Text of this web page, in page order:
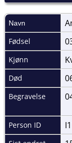
Navn
Fødsel
Kjønn
Død
Begravelse
Person ID